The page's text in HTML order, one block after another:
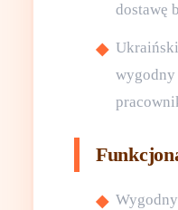
dostawę
wygodny